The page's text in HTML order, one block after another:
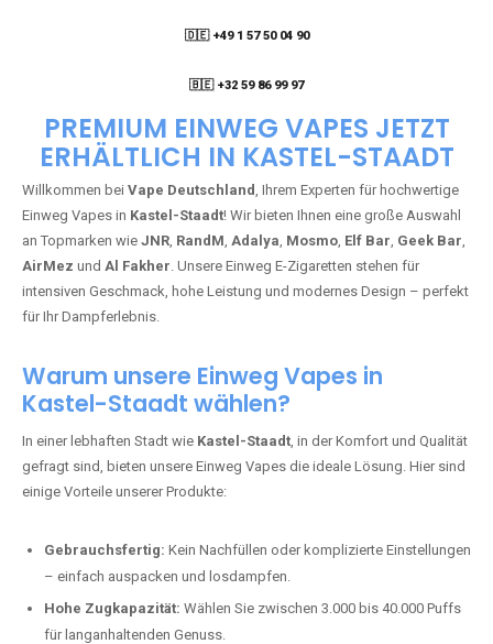
🇩🇪 +49 1 57 50 04 90
🇧🇪 +32 59 86 99 97
PREMIUM EINWEG VAPES JETZT
ERHÄLTLICH IN KASTEL-STAADT
Willkommen bei Vape Deutschland, Ihrem Experten für hochwertige
Einweg Vapes in Kastel-Staadt! Wir bieten Ihnen eine große Auswahl
an Topmarken wie JNR, RandM, Adalya, Mosmo, Elf Bar, Geek Bar,
AirMez und Al Fakher. Unsere Einweg E-Zigaretten stehen für
intensiven Geschmack, hohe Leistung und modernes Design – perfekt
für Ihr Dampferlebnis.
Warum unsere Einweg Vapes in
Kastel-Staadt wählen?
In einer lebhaften Stadt wie Kastel-Staadt, in der Komfort und Qualität
gefragt sind, bieten unsere Einweg Vapes die ideale Lösung. Hier sind
einige Vorteile unserer Produkte:
Gebrauchsfertig: Kein Nachfüllen oder komplizierte Einstellungen
– einfach auspacken und losdampfen.
Hohe Zugkapazität: Wählen Sie zwischen 3.000 bis 40.000 Puffs
für langanhaltenden Genuss.